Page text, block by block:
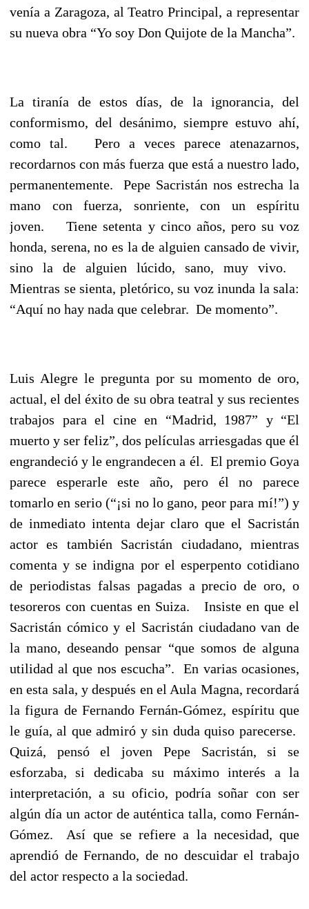
venía a Zaragoza, al Teatro Principal, a representar
su nueva obra “Yo soy Don Quijote de la Mancha”.
La tiranía de estos días, de la ignorancia, del
conformismo, del desánimo, siempre estuvo ahí,
como tal. Pero a veces parece atenazarnos,
recordarnos con más fuerza que está a nuestro lado,
permanentemente. Pepe Sacristán nos estrecha la
mano con fuerza, sonriente, con un espíritu
joven. Tiene setenta y cinco años, pero su voz
honda, serena, no es la de alguien cansado de vivir,
sino la de alguien lúcido, sano, muy vivo.
Mientras se sienta, pletórico, su voz inunda la sala:
“Aquí no hay nada que celebrar. De momento”.
Luis Alegre le pregunta por su momento de oro,
actual, el del éxito de su obra teatral y sus recientes
trabajos para el cine en “Madrid, 1987” y “El
muerto y ser feliz”, dos películas arriesgadas que él
engrandeció y le engrandecen a él. El premio Goya
parece esperarle este año, pero él no parece
tomarlo en serio (“¡si no lo gano, peor para mí!”) y
de inmediato intenta dejar claro que el Sacristán
actor es también Sacristán ciudadano, mientras
comenta y se indigna por el esperpento cotidiano
de periodistas falsas pagadas a precio de oro, o
tesoreros con cuentas en Suiza. Insiste en que el
Sacristán cómico y el Sacristán ciudadano van de
la mano, deseando pensar “que somos de alguna
utilidad al que nos escucha”. En varias ocasiones,
en esta sala, y después en el Aula Magna, recordará
la figura de Fernando Fernán-Gómez, espíritu que
le guía, al que admiró y sin duda quiso parecerse.
Quizá, pensó el joven Pepe Sacristán, si se
esforzaba, si dedicaba su máximo interés a la
interpretación, a su oficio, podría soñar con ser
algún día un actor de auténtica talla, como Fernán-
Gómez. Así que se refiere a la necesidad, que
aprendió de Fernando, de no descuidar el trabajo
del actor respecto a la sociedad.